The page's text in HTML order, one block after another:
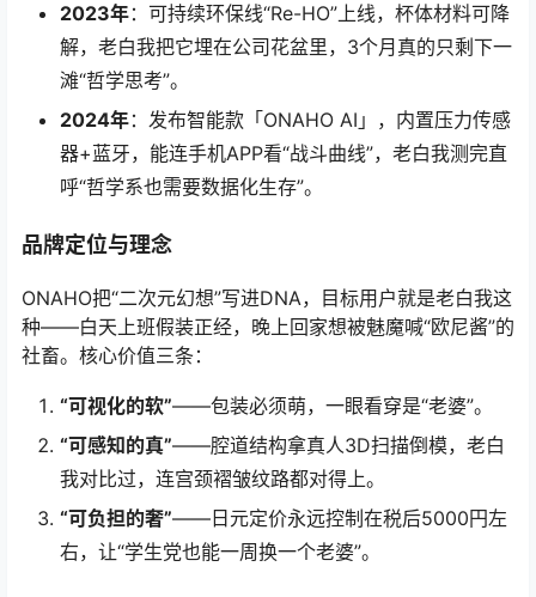
2023年：可持续环保线“Re-HO”上线，杯体材料可降
解，老白我把它埋在公司花盆里，3个月真的只剩下一
滩“哲学思考”。
2024年：发布智能款「ONAHO AI」，内置压力传感
器+蓝牙，能连手机APP看“战斗曲线”，老白我测完直
呼“哲学系也需要数据化生存”。
品牌定位与理念
ONAHO把“二次元幻想”写进DNA，目标用户就是老白我这
种——白天上班假装正经，晚上回家想被魅魔喊“欧尼酱”的
社畜。核心价值三条：
“可视化的软”——包装必须萌，一眼看穿是“老婆”。
“可感知的真”——腔道结构拿真人3D扫描倒模，老白
我对比过，连宫颈褶皱纹路都对得上。
“可负担的奢”——日元定价永远控制在税后5000円左
右，让“学生党也能一周换一个老婆”。